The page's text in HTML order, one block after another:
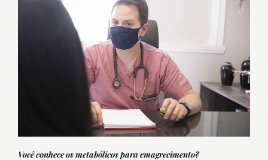
Você conhece os metabólicos para emagrecimento?